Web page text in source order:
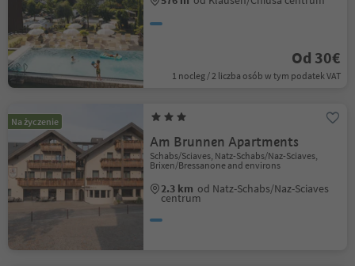
Od 30€
1 nocleg / 2 liczba osób w tym podatek VAT
Na życzenie
Am Brunnen Apartments
Schabs/Sciaves, Natz-Schabs/Naz-Sciaves,
Brixen/Bressanone and environs
2.3 km od Natz-Schabs/Naz-Sciaves
centrum